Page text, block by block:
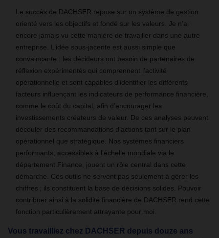
Le succès de DACHSER repose sur un système de gestion
orienté vers les objectifs et fondé sur les valeurs. Je n’ai
encore jamais vu cette manière de travailler dans une autre
entreprise. L’idée sous-jacente est aussi simple que
convaincante : les décideurs ont besoin de partenaires de
réflexion expérimentés qui comprennent l’activité
opérationnelle et sont capables d’identifier les différents
facteurs influençant les indicateurs de performance financière,
comme le coût du capital, afin d’encourager les
investissements créateurs de valeur. De ces analyses peuvent
découler des recommandations d’actions tant sur le plan
opérationnel que stratégique. Nos systèmes financiers
performants, accessibles à l’échelle mondiale via le
département Finance, jouent un rôle central dans cette
démarche. Ces outils ne servent pas seulement à gérer les
chiffres ; ils constituent la base de décisions solides. Pouvoir
contribuer ainsi à la solidité financière de DACHSER rend cette
fonction particulièrement attrayante pour moi.
Vous travailliez chez DACHSER depuis douze ans